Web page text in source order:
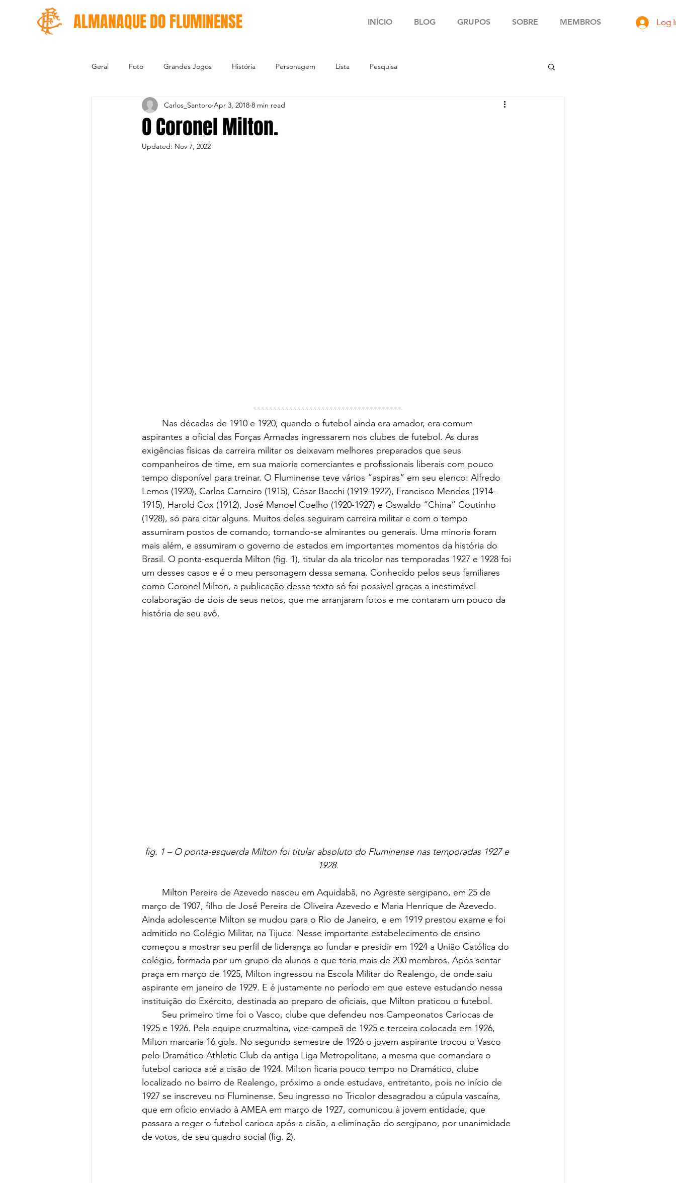
ALMANAQUE DO FLUMINENSE INÍCIO BLOG GRUPOS SOBRE MEMBROS Log
Geral Foto Grandes Jogos História Personagem Lista Pesquisa
O Coronel Milton.
Carlos_Santoro Apr 3, 2018 8 min read
Updated: Nov 7, 2022
aspirantes a oficial das Forças Armadas ingressarem nos clubes de futebol. As duras
exigências físicas da carreira militar os deixavam melhores preparados que seus
companheiros de time, em sua maioria comerciantes e profissionais liberais com pouco
tempo disponível para treinar. O Fluminense teve vários “aspiras” em seu elenco: Alfredo
Lemos (1920), Carlos Carneiro (1915), César Bacchi (1919-1922), Francisco Mendes (1914-
1915), Harold Cox (1912), José Manoel Coelho (1920-1927) e Oswaldo “China” Coutinho
(1928), só para citar alguns. Muitos deles seguiram carreira militar e com o tempo
assumiram postos de comando, tornando-se almirantes ou generais. Uma minoria foram
mais além, e assumiram o governo de estados em importantes momentos da história do
Brasil. O ponta-esquerda Milton (fig. 1), titular da ala tricolor nas temporadas 1927 e 1928 foi
um desses casos e é o meu personagem dessa semana. Conhecido pelos seus familiares
como Coronel Milton, a publicação desse texto só foi possível graças a inestimável
colaboração de dois de seus netos, que me arranjaram fotos e me contaram um pouco da
história de seu avô.
fig. 1 – O ponta-esquerda Milton foi titular absoluto do Fluminense nas temporadas 1927 e
1928.
março de 1907, filho de José Pereira de Oliveira Azevedo e Maria Henrique de Azevedo.
Ainda adolescente Milton se mudou para o Rio de Janeiro, e em 1919 prestou exame e foi
admitido no Colégio Militar, na Tijuca. Nesse importante estabelecimento de ensino
começou a mostrar seu perfil de liderança ao fundar e presidir em 1924 a União Católica do
colégio, formada por um grupo de alunos e que teria mais de 200 membros. Após sentar
praça em março de 1925, Milton ingressou na Escola Militar do Realengo, de onde saiu
aspirante em janeiro de 1929. E é justamente no período em que esteve estudando nessa
instituição do Exército, destinada ao preparo de oficiais, que Milton praticou o futebol.
1925 e 1926. Pela equipe cruzmaltina, vice-campeã de 1925 e terceira colocada em 1926,
Milton marcaria 16 gols. No segundo semestre de 1926 o jovem aspirante trocou o Vasco
pelo Dramático Athletic Club da antiga Liga Metropolitana, a mesma que comandara o
futebol carioca até a cisão de 1924. Milton ficaria pouco tempo no Dramático, clube
localizado no bairro de Realengo, próximo a onde estudava, entretanto, pois no início de
1927 se inscreveu no Fluminense. Seu ingresso no Tricolor desagradou a cúpula vascaína,
que em ofício enviado à AMEA em março de 1927, comunicou à jovem entidade, que
passara a reger o futebol carioca após a cisão, a eliminação do sergipano, por unanimidade
de votos, de seu quadro social (fig. 2).